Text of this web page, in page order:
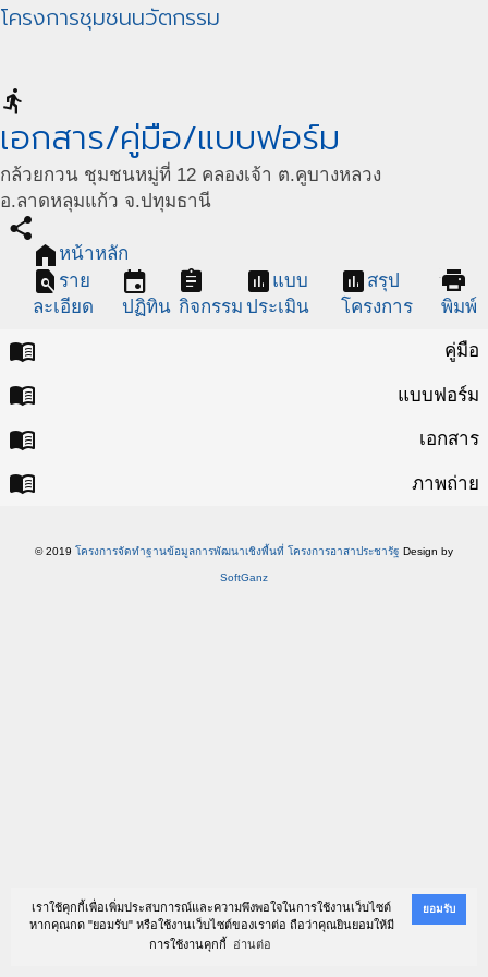
เราใช้คุกกี้เพื่อเพิ่มประสบการณ์และความพึงพอใจในการใช้งานเว็บไซต์
หากคุณกด "ยอมรับ" หรือใช้งานเว็บไซต์ของเราต่อ ถือว่าคุณยินยอมให้มี
การใช้งานคุกกี้
อ่านต่อ
ยอมรับ
โครงการชุมชนนวัตกรรม
directions_run
เอกสาร/คู่มือ/แบบฟอร์ม
กล้วยกวน ชุมชนหมู่ที่ 12 คลองเจ้า ต.คูบางหลวง
อ.ลาดหลุมแก้ว จ.ปทุมธานี
share
home หน้าหลัก
find_in_page ราย
ละเอียด
event
ปฏิทิน
assignment
กิจกรรม
assessment แบบ
ประเมิน
assessment สรุป
โครงการ
print
พิมพ์
menu_book คู่มือ
menu_book แบบฟอร์ม
menu_book เอกสาร
menu_book ภาพถ่าย
© 2019 โครงการจัดทำฐานข้อมูลการพัฒนาเชิงพื้นที่ โครงการอาสาประชารัฐ Design by
SoftGanz